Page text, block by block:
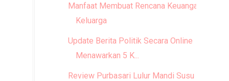
Manfaat Membuat Rencana Keuangan
Keluarga
Update Berita Politik Secara Online
Menawarkan 5 K...
Review Purbasari Lulur Mandi Susu